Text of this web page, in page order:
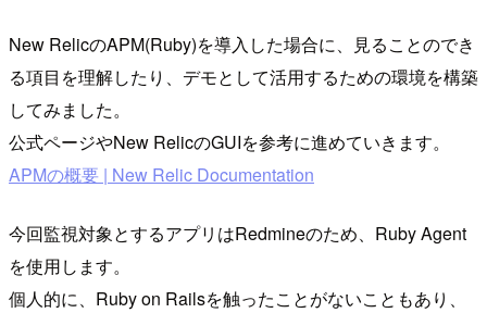
New RelicのAPM(Ruby)を導入した場合に、見ることのでき
る項目を理解したり、デモとして活用するための環境を構築
してみました。
公式ページやNew RelicのGUIを参考に進めていきます。
APMの概要 | New Relic Documentation
今回監視対象とするアプリはRedmineのため、Ruby Agent
を使用します。
個人的に、Ruby on Railsを触ったことがないこともあり、